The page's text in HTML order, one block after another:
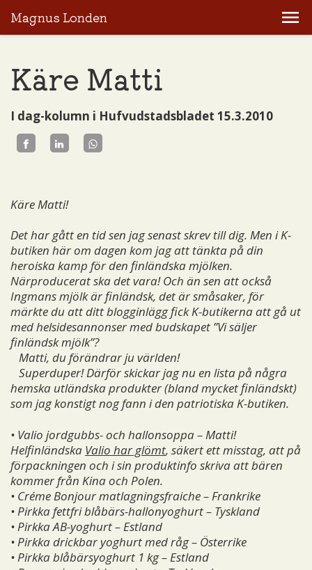
Magnus Londen
Käre Matti
I dag-kolumn i Hufvudstadsbladet 15.3.2010
Käre Matti!
Det har gått en tid sen jag senast skrev till dig. Men i K-
butiken här om dagen kom jag att tänkta på din
heroiska kamp för den finländska mjölken.
Närproducerat ska det vara! Och än sen att också
Ingmans mjölk är finländsk, det är småsaker, för
märkte du att ditt blogginlägg fick K-butikerna att gå ut
med helsidesannonser med budskapet ”Vi säljer
finländsk mjölk”?
Matti, du förändrar ju världen!
Superduper! Därför skickar jag nu en lista på några
hemska utländska produkter (bland mycket finländskt)
som jag konstigt nog fann i den patriotiska K-butiken.
• Valio jordgubbs- och hallonsoppa – Matti!
Helfinländska Valio har glömt, säkert ett misstag, att på
förpackningen och i sin produktinfo skriva att bären
kommer från Kina och Polen.
• Créme Bonjour matlagningsfraiche – Frankrike
• Pirkka fettfri blåbärs-hallonyoghurt – Tyskland
• Pirkka AB-yoghurt – Estland
• Pirkka drickbar yoghurt med råg – Österrike
• Pirkka blåbärsyoghurt 1 kg – Estland